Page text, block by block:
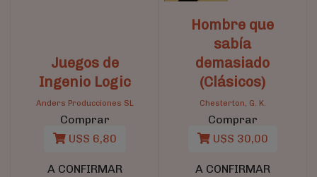
Juegos de
Ingenio Logic
Anders Producciones SL
Comprar
U$S 6,80
A CONFIRMAR
Hombre que
sabía
demasiado
(Clásicos)
Chesterton, G. K.
Comprar
U$S 30,00
A CONFIRMAR